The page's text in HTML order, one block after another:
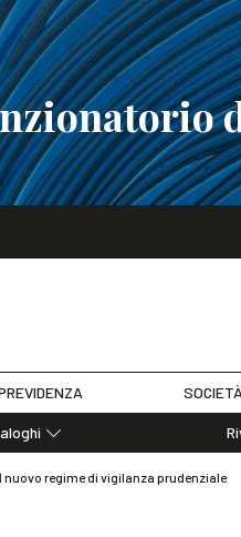
SOCIETÀ
regime di vigilanza prudenziale